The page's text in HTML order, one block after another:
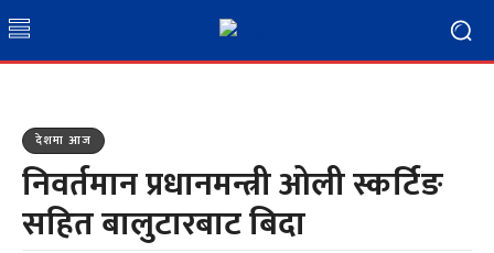
देशमा आज
निवर्तमान प्रधानमन्त्री ओली स्कर्टिङ
सहित बालुटारबाट बिदा